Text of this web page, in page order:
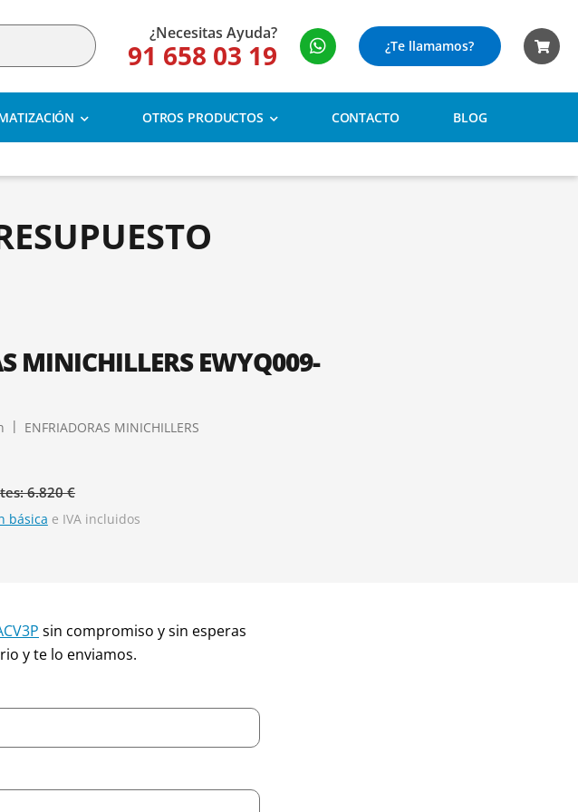
¿Necesitas Ayuda?
91 658 03 19 ¿Te llamamos?
OTROS PRODUCTOS CONTACTO BLOG
MINICHILLERS EWYQ009-
ENFRIADORAS MINICHILLERS
6.820 €
básica e IVA incluidos
sin compromiso y sin esperas
y te lo enviamos.